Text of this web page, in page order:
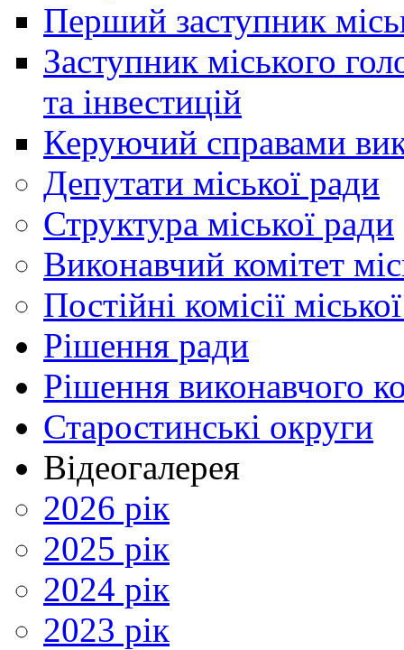
Перший заступник
Заступник міського
та інвестицій
Керуючий справами
Депутати міської ради
Структура міської ради
Виконавчий комітет
Постійні комісії
Рішення ради
Рішення виконавчого
Старостинські округи
Відеогалерея
2026 рік
2025 рік
2024 рік
2023 рік